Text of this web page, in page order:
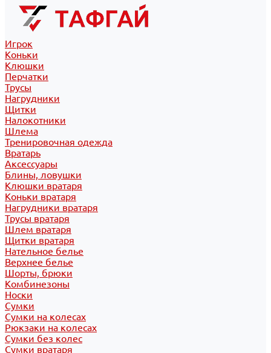
Игрок
Коньки
Клюшки
Перчатки
Трусы
Нагрудники
Щитки
Налокотники
Шлема
Тренировочная одежда
Вратарь
Аксессуары
Блины, ловушки
Клюшки вратаря
Коньки вратаря
Нагрудники вратаря
Трусы вратаря
Шлем вратаря
Щитки вратаря
Нательное белье
Верхнее белье
Шорты, брюки
Комбинезоны
Носки
Сумки
Сумки на колесах
Рюкзаки на колесах
Сумки без колес
Сумки вратаря